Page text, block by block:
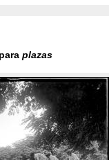
para plazas